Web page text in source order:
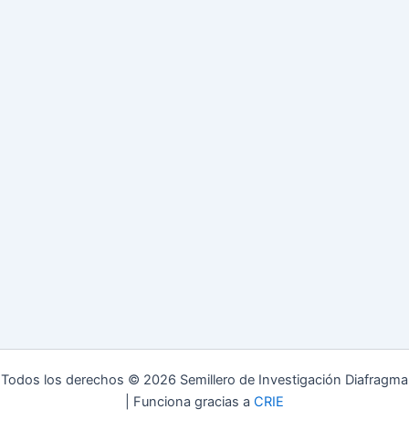
Todos los derechos © 2026 Semillero de Investigación Diafragma
| Funciona gracias a CRIE